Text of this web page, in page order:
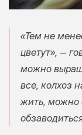
«Тем не
цветут», —
можно
все, колхоз
жить, можно